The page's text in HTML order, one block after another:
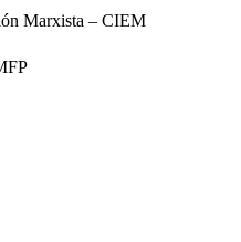
Marxista – CIEM